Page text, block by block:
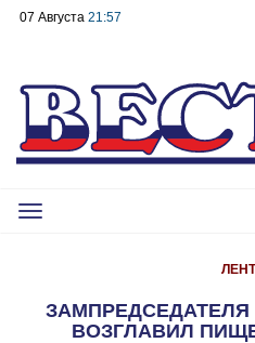
07 Августа 21:57
Toggle
ЗАМПРЕДСЕДАТЕЛЯ
ВОЗГЛАВИЛ